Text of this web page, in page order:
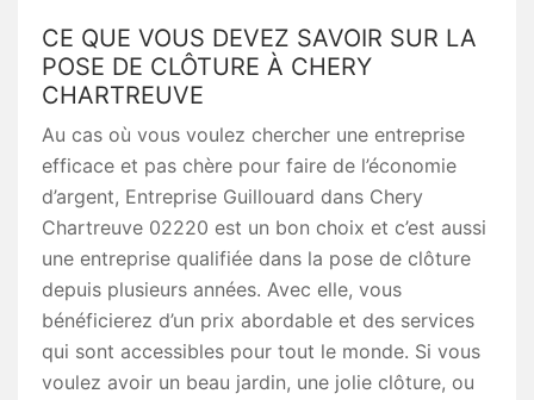
CE QUE VOUS DEVEZ SAVOIR SUR LA
POSE DE CLÔTURE À CHERY
CHARTREUVE
Au cas où vous voulez chercher une entreprise
efficace et pas chère pour faire de l’économie
d’argent, Entreprise Guillouard dans Chery
Chartreuve 02220 est un bon choix et c’est aussi
une entreprise qualifiée dans la pose de clôture
depuis plusieurs années. Avec elle, vous
bénéficierez d’un prix abordable et des services
qui sont accessibles pour tout le monde. Si vous
voulez avoir un beau jardin, une jolie clôture, ou